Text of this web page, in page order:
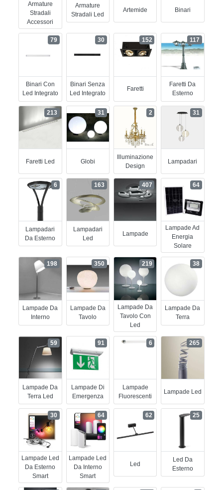
Armature
Stradali
Accessori
Armature
Stradali Led
Artemide Binari
Binari Con
Led Integrato
79
Binari Senza
Led Integrato
30
Faretti
152
Faretti Da
Esterno
117
Faretti Led
213
Globi
31
Illuminazione
Design
2
Lampadari
31
Lampadari
Da Esterno
6
Lampadari
Led
163
Lampade
407
Lampade Ad
Energia
Solare
64
Lampade Da
Interno
198
Lampade Da
Tavolo
350
Lampade Da
Tavolo Con
Led
219
Lampade Da
Terra
38
Lampade Da
Terra Led
59
Lampade Di
Emergenza
91
Lampade
Fluorescenti
6
Lampade Led
265
Lampade Led
Da Esterno
Smart
30
Lampade Led
Da Interno
Smart
64
Led
62
Led Da
Esterno
25